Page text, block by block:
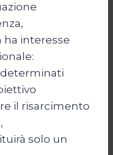
ha interesse
determinati
il risarcimento
solo un